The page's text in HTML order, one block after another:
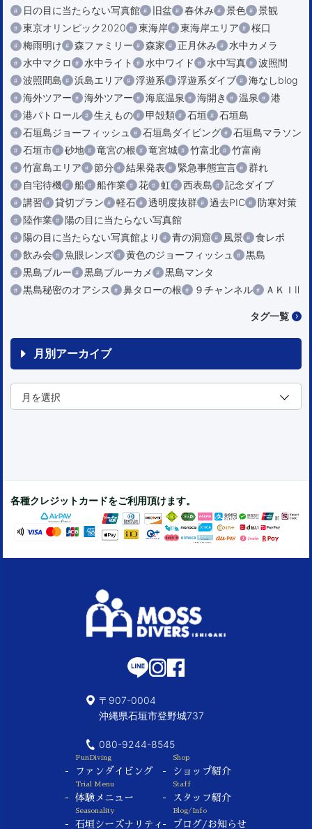
日の目に当たらない写真館
旧盆 春休み 景色
景観
東京オリンピック2020
東海岸 東海岸エリア
桜口
梅雨明け
森ファミリー 森家 正月休み
水中カメラ
水中マクロ
水中ライト 水中ワイド 水中写真
波照間
波照間島
浜島エリア 浮遊系 浮遊系ダイブ
海なしblog
海外ツアー
海外ツアー 海底温泉 海開き 温泉
港
港パトロール
生えもの 甲殻類 石垣
石垣島
石垣島ジョーフィッシュ
石垣島ダイビング
石垣島マラソン
石垣市
砂地 竜宮の根 竜宮城 竹富北
竹富南
竹富島エリア
節分 結果発表 緊急事態宣言
群れ
自宅待機
船 船作業 花 虹 西表島
記念ダイブ
講習
貸切プラン 軽石 透明度抜群 過去PIC
防寒対策
陸作業
陽の目に当たらない写真館
陽の目に当たらない写真館より
青の洞窟 風景
食レポ
飲み会
魚眼レンズ 黄色のジョーフィッシュ
黒島
黒島ブルー
黒島ブルーカメ
黒島マンタ
黒島秘密のオアシス
鼻タローの根 ９チャンネル ＡＫＩⅡ
タグ一覧
月別アーカイブ
各種クレジットカードをご利用頂けます。
〒907-0004
沖縄県石垣市登野城737
080-9244-8545
FunDiving
ファンダイビング
Trial Menu
体験メニュー
Seasonality
石垣シーズナリティ
Shop
ショップ紹介
Staff
スタッフ紹介
Blog/Info
ブログ/お知らせ